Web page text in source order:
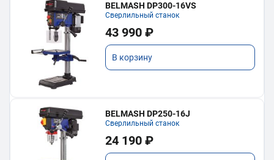
BELMASH DP300-16VS
Сверлильный станок
43 990 ₽
В корзину
BELMASH DP250-16J
Сверлильный станок
24 190 ₽